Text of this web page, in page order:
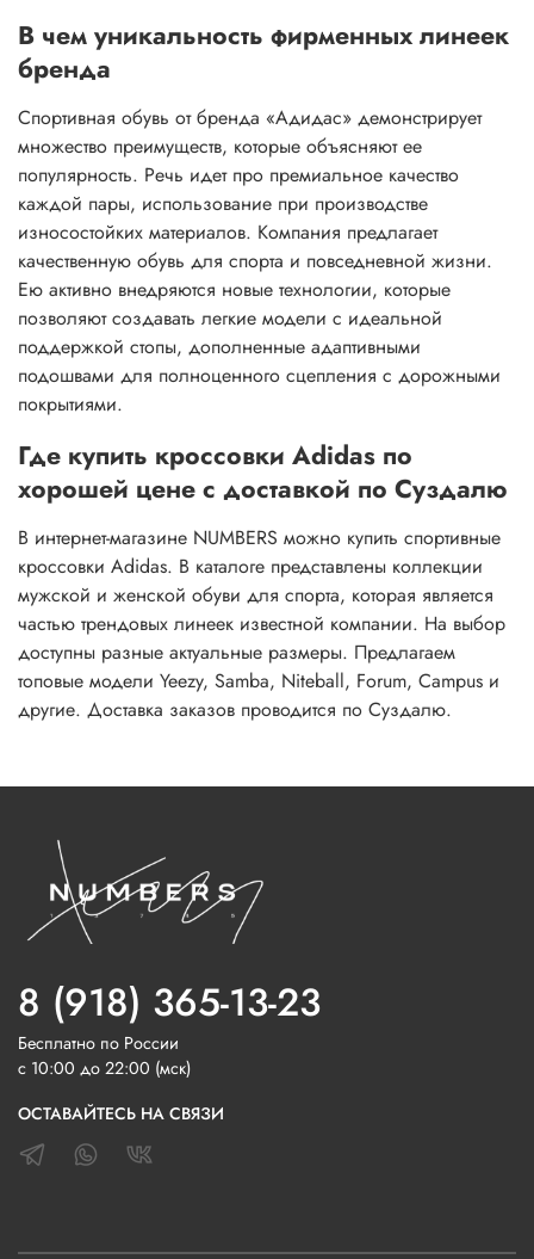
В чем уникальность фирменных линеек
бренда
Спортивная обувь от бренда «Адидас» демонстрирует
множество преимуществ, которые объясняют ее
популярность. Речь идет про премиальное качество
каждой пары, использование при производстве
износостойких материалов. Компания предлагает
качественную обувь для спорта и повседневной жизни.
Ею активно внедряются новые технологии, которые
позволяют создавать легкие модели с идеальной
поддержкой стопы, дополненные адаптивными
подошвами для полноценного сцепления с дорожными
покрытиями.
Где купить кроссовки Adidas по
хорошей цене с доставкой по Суздалю
В интернет-магазине NUMBERS можно купить спортивные
кроссовки Adidas. В каталоге представлены коллекции
мужской и женской обуви для спорта, которая является
частью трендовых линеек известной компании. На выбор
доступны разные актуальные размеры. Предлагаем
топовые модели Yeezy, Samba, Niteball, Forum, Campus и
другие. Доставка заказов проводится по Суздалю.
8 (918) 365-13-23
Бесплатно по России
с 10:00 до 22:00 (мск)
ОСТАВАЙТЕСЬ НА СВЯЗИ